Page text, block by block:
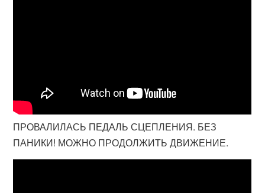
ПРОВАЛИЛАСЬ ПЕДАЛЬ СЦЕПЛЕНИЯ. БЕЗ
ПАНИКИ! МОЖНО ПРОДОЛЖИТЬ ДВИЖЕНИЕ.